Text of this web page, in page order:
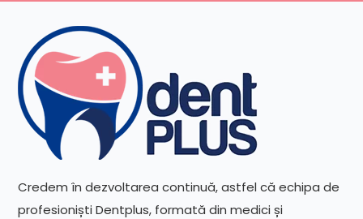
Credem în dezvoltarea continuă, astfel că echipa de
profesioniști Dentplus, formată din medici și